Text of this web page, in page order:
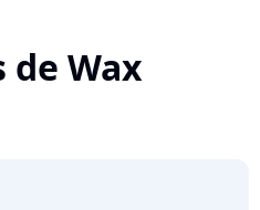
Wax